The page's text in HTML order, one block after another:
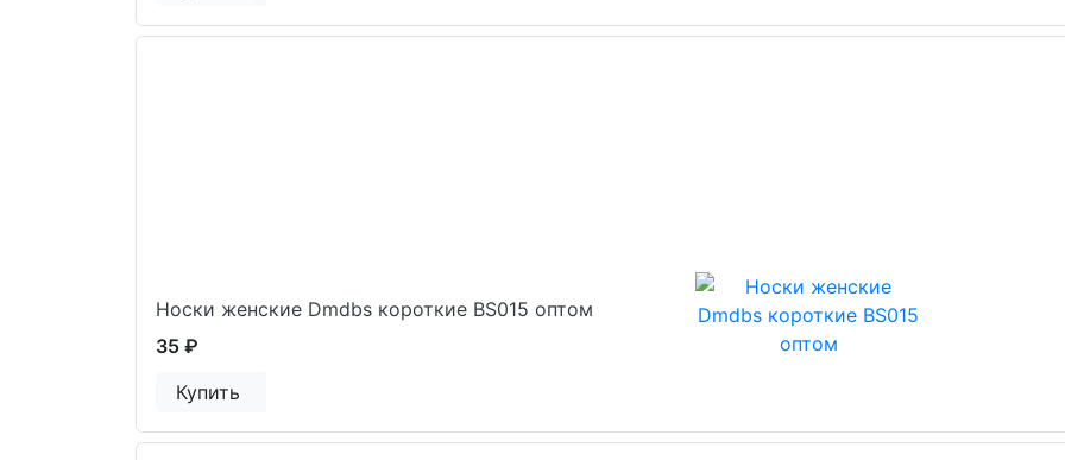
Носки женские Dmdbs короткие BS015 оптом
35 ₽
Купить